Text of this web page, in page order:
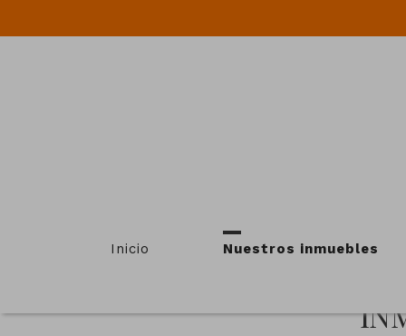
Inicio Nuestros inmuebles